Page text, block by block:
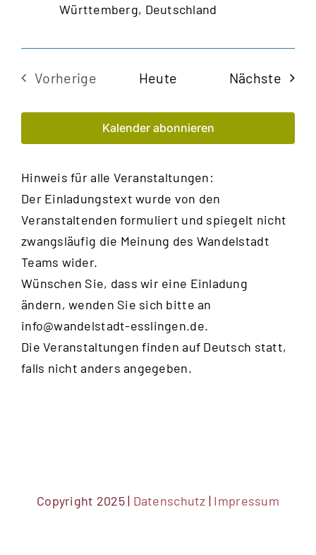
Württemberg, Deutschland
Vorherige
Heute Nächste
Kalender abonnieren
Hinweis für alle Veranstaltungen:
Der Einladungstext wurde von den
Veranstaltenden formuliert und spiegelt nicht
zwangsläufig die Meinung des Wandelstadt
Teams wider.
Wünschen Sie, dass wir eine Einladung
ändern, wenden Sie sich bitte an
info@wandelstadt-esslingen.de.
Die Veranstaltungen finden auf Deutsch statt,
falls nicht anders angegeben.
Copyright 2025 | Datenschutz | Impressum